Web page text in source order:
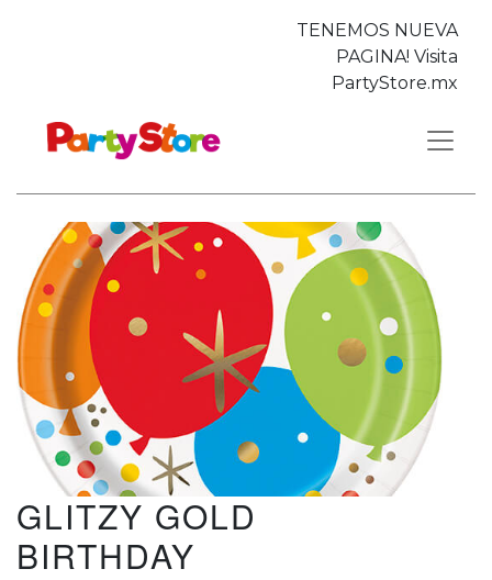
TENEMOS NUEVA
PAGINA! Visita
PartyStore.mx
GLITZY GOLD
BIRTHDAY